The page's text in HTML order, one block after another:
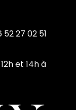
52 27 02 51
et 14h à